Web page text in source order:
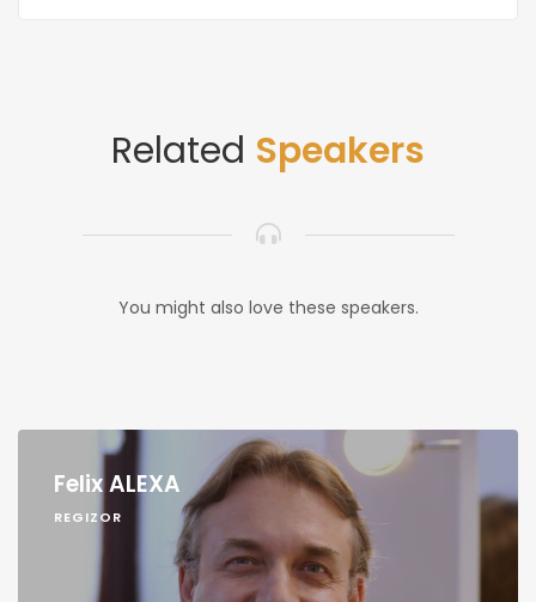
Related Speakers
You might also love these speakers.
Felix ALEXA
REGIZOR